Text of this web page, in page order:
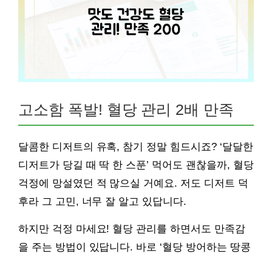
고소함 폭발! 혈당 관리 2배 만족
달콤한 디저트의 유혹, 참기 정말 힘드시죠? ‘달달한
디저트가 당길 때 딱 한 스푼’ 먹어도 괜찮을까, 혈당
걱정에 망설였던 적 많으실 거예요. 저도 디저트 덕
후라 그 고민, 너무 잘 알고 있답니다.
하지만 걱정 마세요! 혈당 관리를 하면서도 만족감
을 주는 방법이 있답니다. 바로 ‘혈당 방어하는 땅콩